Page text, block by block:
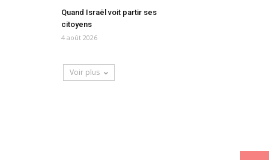
Quand Israël voit partir ses
citoyens
4 août 2026
Voir plus